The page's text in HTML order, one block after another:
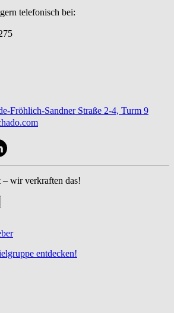
telefonisch bei:
Fröhlich-Sandner Straße 2-4, Turm 9
– wir verkraften das!
entdecken!